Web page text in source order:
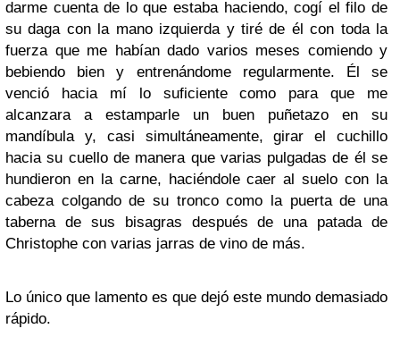
darme cuenta de lo que estaba haciendo, cogí el filo de
su daga con la mano izquierda y tiré de él con toda la
fuerza que me habían dado varios meses comiendo y
bebiendo bien y entrenándome regularmente. Él se
venció hacia mí lo suficiente como para que me
alcanzara a estamparle un buen puñetazo en su
mandíbula y, casi simultáneamente, girar el cuchillo
hacia su cuello de manera que varias pulgadas de él se
hundieron en la carne, haciéndole caer al suelo con la
cabeza colgando de su tronco como la puerta de una
taberna de sus bisagras después de una patada de
Christophe con varias jarras de vino de más.
Lo único que lamento es que dejó este mundo demasiado
rápido.